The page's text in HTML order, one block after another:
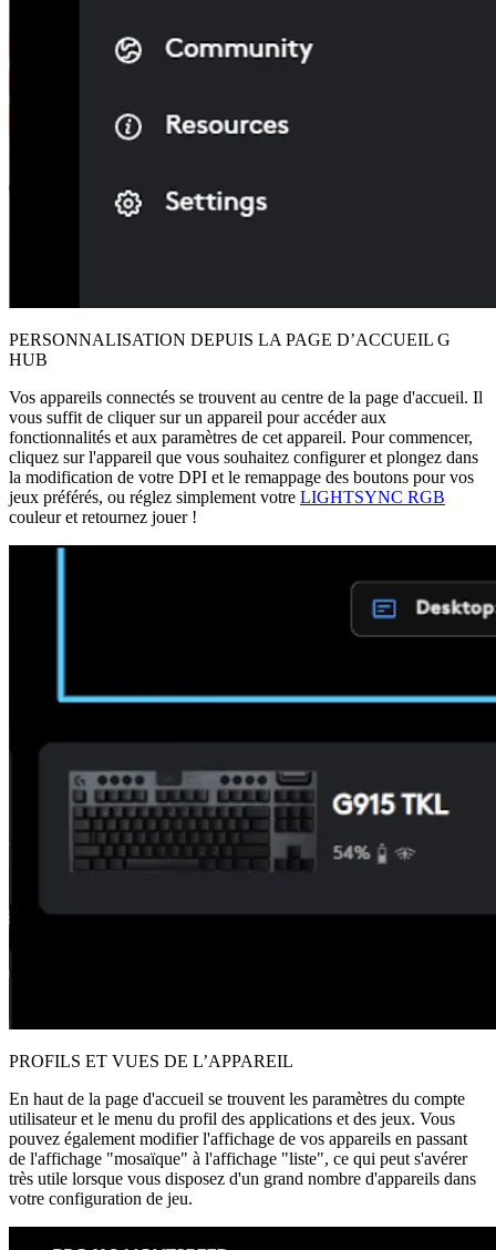
PERSONNALISATION DEPUIS LA PAGE D’ACCUEIL G
HUB
Vos appareils connectés se trouvent au centre de la page d'accueil. Il
vous suffit de cliquer sur un appareil pour accéder aux
fonctionnalités et aux paramètres de cet appareil. Pour commencer,
cliquez sur l'appareil que vous souhaitez configurer et plongez dans
la modification de votre DPI et le remappage des boutons pour vos
jeux préférés, ou réglez simplement votre LIGHTSYNC RGB
couleur et retournez jouer !
PROFILS ET VUES DE L’APPAREIL
En haut de la page d'accueil se trouvent les paramètres du compte
utilisateur et le menu du profil des applications et des jeux. Vous
pouvez également modifier l'affichage de vos appareils en passant
de l'affichage "mosaïque" à l'affichage "liste", ce qui peut s'avérer
très utile lorsque vous disposez d'un grand nombre d'appareils dans
votre configuration de jeu.